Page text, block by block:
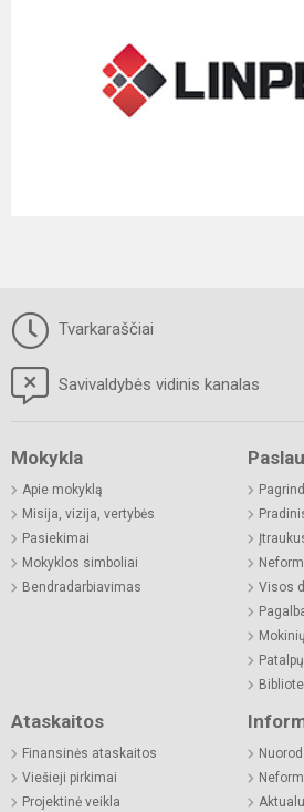
Tvarkaraščiai
Savivaldybės vidinis kanalas
Mokykla
Apie mokyklą
Misija, vizija, vertybės
Pasiekimai
Mokyklos simboliai
Bendradarbiavimas
Visos
Ataskaitos
Finansinės ataskaitos
Viešieji pirkimai
Projektinė veikla